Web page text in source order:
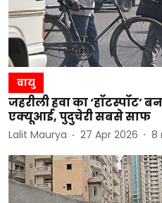
वायु
जहरीली हवा का ‘हॉटस्पॉट’
एक्यूआई, पुदुचेरी सबसे साफ
Lalit Maurya 27 Apr 2026 8